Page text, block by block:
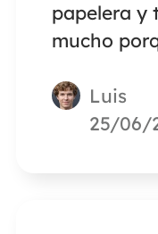
papelera y
mucho
preocupes
Este post
Luis
25/06/